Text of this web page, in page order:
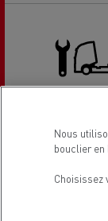
Camion -
Nous
bouclier en
Choisissez